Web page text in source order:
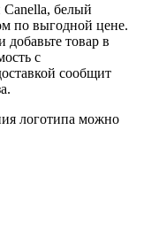
Canella, белый
по выгодной цене.
товар в
с
сообщит
логотипа можно